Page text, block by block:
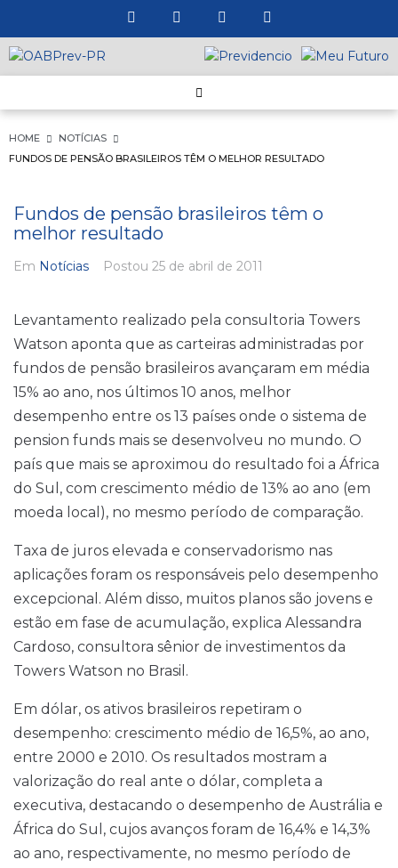
HOME
NOTÍCIAS
FUNDOS DE PENSÃO BRASILEIROS TÊM O MELHOR RESULTADO
Fundos de pensão brasileiros têm o
melhor resultado
Em Notícias Postou 25 de abril de 2011
Levantamento realizado pela consultoria Towers
Watson aponta que as carteiras administradas por
fundos de pensão brasileiros avançaram em média
15% ao ano, nos últimos 10 anos, melhor
desempenho entre os 13 países onde o sistema de
pension funds mais se desenvolveu no mundo. O
país que mais se aproximou do resultado foi a África
do Sul, com crescimento médio de 13% ao ano (em
moeda local), no mesmo período de comparação.
Taxa de juros elevada e conservadorismo nas
aplicações foram os responsáveis pelo desempenho
excepcional. Além disso, muitos planos são jovens e
estão em fase de acumulação, explica Alessandra
Cardoso, consultora sênior de investimentos da
Towers Watson no Brasil.
Em dólar, os ativos brasileiros repetiram o
desempenho: crescimento médio de 16,5%, ao ano,
entre 2000 e 2010. Os resultados mostram a
valorização do real ante o dólar, completa a
executiva, destacando o desempenho de Austrália e
África do Sul, cujos avanços foram de 16,4% e 14,3%
ao ano, respectivamente, no mesmo período de